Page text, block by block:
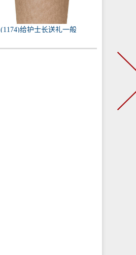
(1174)给护士长送礼一般
实用的东西）